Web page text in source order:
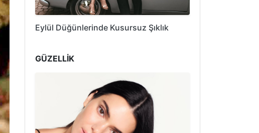
Eylül Düğünlerinde Kusursuz Şıklık
GÜZELLİK